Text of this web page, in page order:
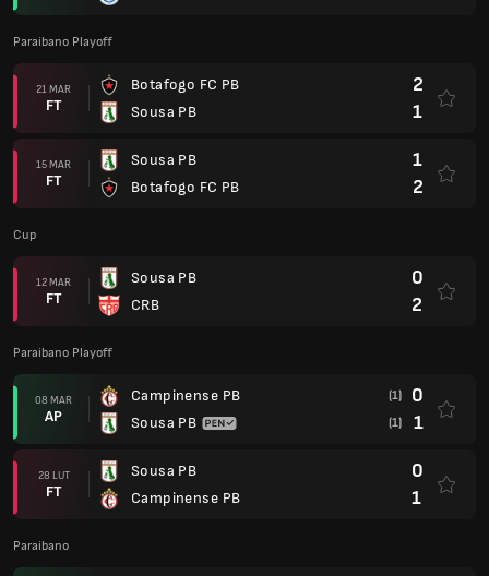
Paraibano Playoff
21 MAR
FT
Botafogo FC PB
Sousa PB
2
1
15 MAR
FT
Sousa PB
Botafogo FC PB
1
2
Cup
12 MAR
FT
Sousa PB
CRB
0
2
Paraibano Playoff
08 MAR
AP
Campinense PB
Sousa PB
(1) 0
(1) 1
28 LUT
FT
Sousa PB
Campinense PB
0
1
Paraibano